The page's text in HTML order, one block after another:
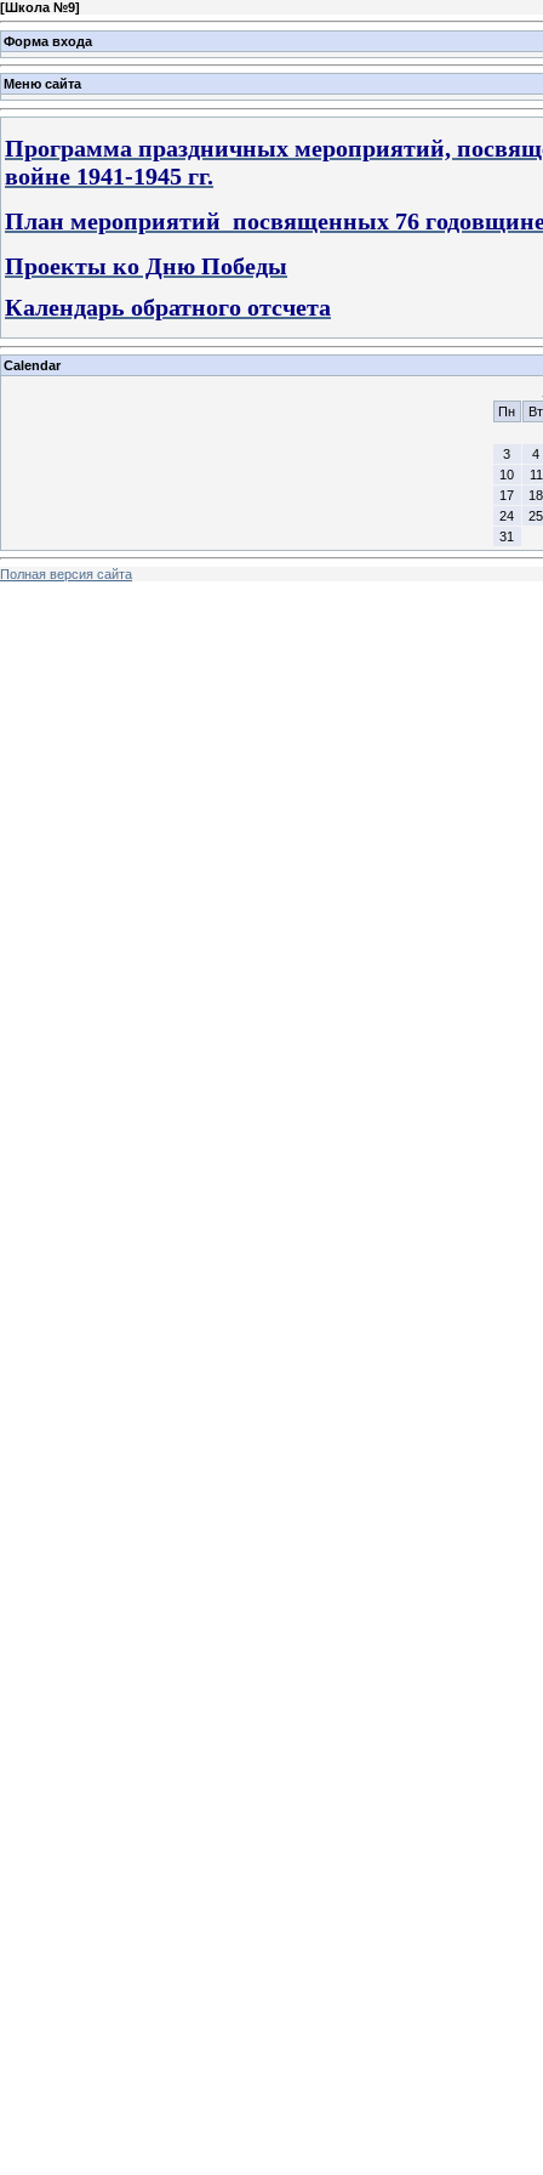
[Школа №9]
Форма входа
Меню сайта
Программа праздничных мероприятий,
войне 1941-1945 гг.
План мероприятий посвященных 76
Проекты ко Дню Победы
Календарь обратного отсчета
Calendar
Пн
Вт
3
4
10
11
17
18
24
25
31
Полная версия сайта